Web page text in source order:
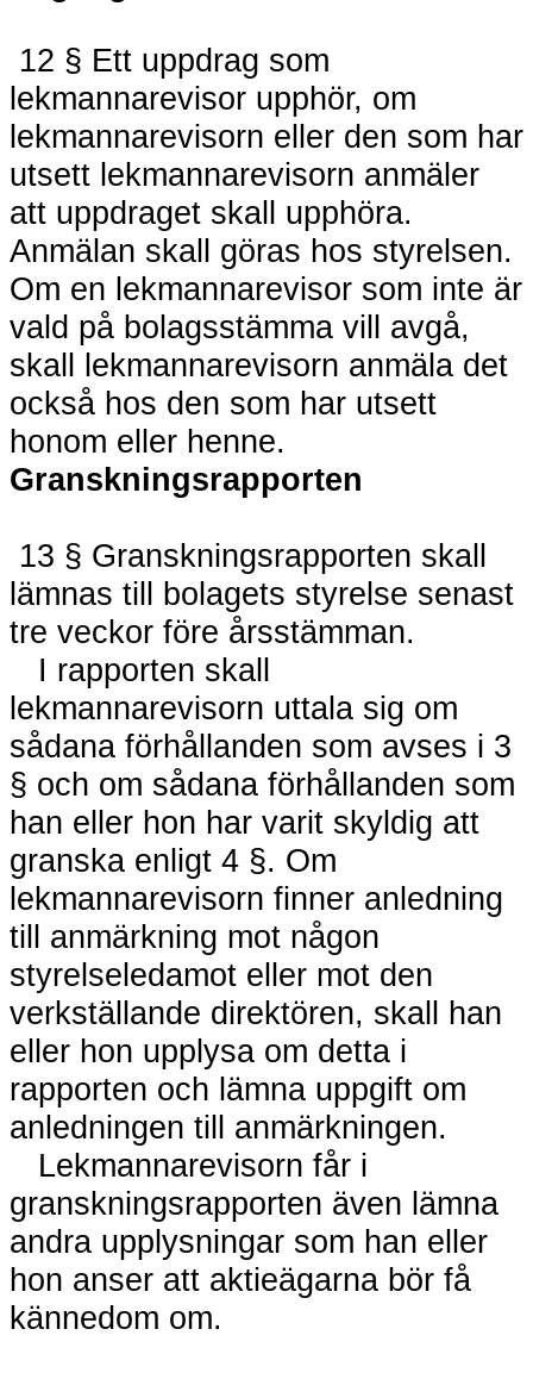
12 § Ett uppdrag som
lekmannarevisor upphör, om
lekmannarevisorn eller den som har
utsett lekmannarevisorn anmäler
att uppdraget skall upphöra.
Anmälan skall göras hos styrelsen.
Om en lekmannarevisor som inte är
vald på bolagsstämma vill avgå,
skall lekmannarevisorn anmäla det
också hos den som har utsett
honom eller henne.
Granskningsrapporten
13 § Granskningsrapporten skall
lämnas till bolagets styrelse senast
tre veckor före årsstämman.
I rapporten skall
lekmannarevisorn uttala sig om
sådana förhållanden som avses i 3
§ och om sådana förhållanden som
han eller hon har varit skyldig att
granska enligt 4 §. Om
lekmannarevisorn finner anledning
till anmärkning mot någon
styrelseledamot eller mot den
verkställande direktören, skall han
eller hon upplysa om detta i
rapporten och lämna uppgift om
anledningen till anmärkningen.
Lekmannarevisorn får i
granskningsrapporten även lämna
andra upplysningar som han eller
hon anser att aktieägarna bör få
kännedom om.